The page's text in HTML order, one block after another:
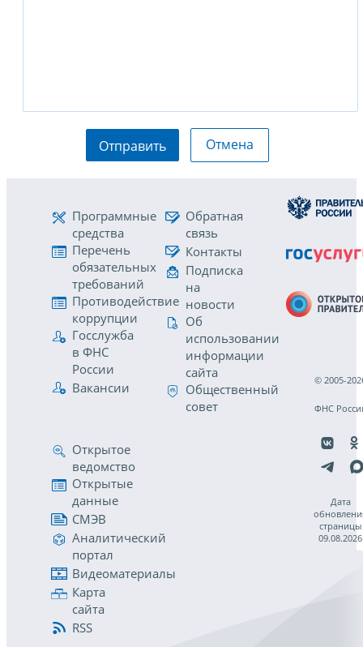
Отправить Отмена
Программные
средства
Перечень
обязательных
требований
Противодействие
коррупции
Госслужба
в ФНС
России
Вакансии
Обратная
связь
Контакты
Подписка
на
новости
Об
использовании
информации
сайта
Общественный
совет
Открытое
ведомство
Открытые
данные
СМЭВ
Аналитический
портал
Видеоматериалы
Карта
сайта
RSS
© 2005-
ФНС
Дата
страницы
09.08.2026